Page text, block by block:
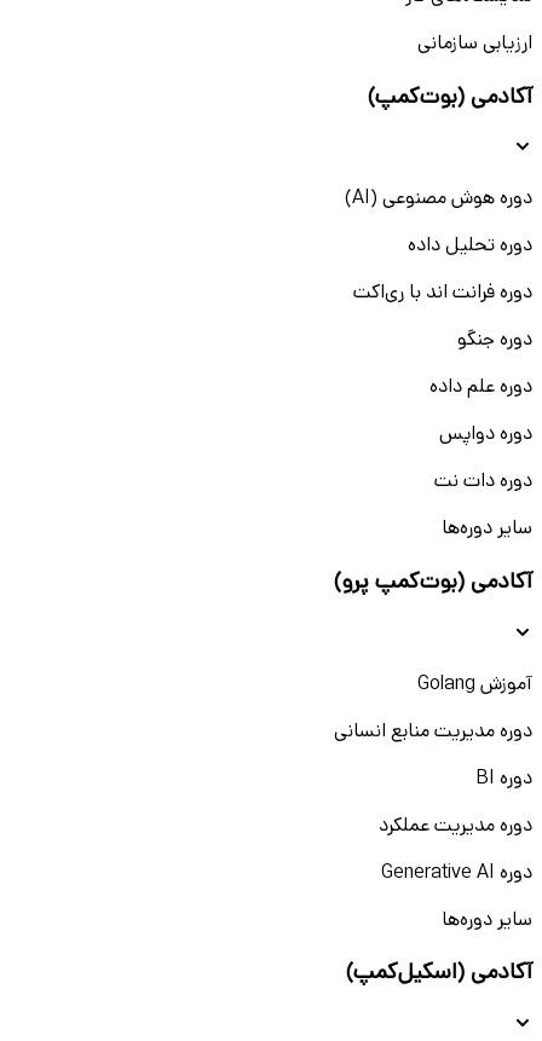
ارزیابی سازمانی
آکادمی (بوت‌کمپ)
دوره هوش مصنوعی (AI)
دوره تحلیل داده
دوره فرانت اند با ری‌اکت
دوره جنگو
دوره علم داده
دوره دواپس
دوره دات نت
سایر دوره‌ها
آکادمی (بوت‌کمپ پرو)
آموزش Golang
دوره مدیریت منابع انسانی
دوره BI
دوره مدیریت عملکرد
دوره Generative AI
سایر دوره‌ها
آکادمی (اسکیل‌کمپ)